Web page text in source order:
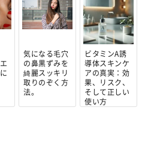
気になる毛穴
の鼻黒ずみを
綺麗スッキリ
取りのぞく方
法。
ビタミンA誘
導体スキンケ
アの真実：効
果、リスク、
そして正しい
使い方